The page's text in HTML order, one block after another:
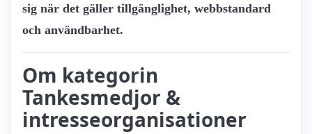
sig när det gäller tillgänglighet, webbstandard
och användbarhet.
Om kategorin
Tankesmedjor &
intresseorganisationer